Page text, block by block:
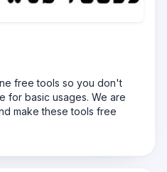
free tools so you don't
for basic usages. We are
make these tools free